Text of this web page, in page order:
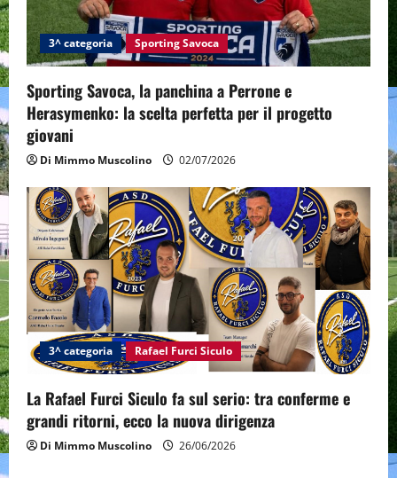
3^ categoria Sporting Savoca
Sporting Savoca, la panchina a Perrone e
Herasymenko: la scelta perfetta per il progetto
giovani
Di Mimmo Muscolino 02/07/2026
3^ categoria Rafael Furci Siculo
La Rafael Furci Siculo fa sul serio: tra conferme e
grandi ritorni, ecco la nuova dirigenza
Di Mimmo Muscolino 26/06/2026